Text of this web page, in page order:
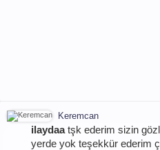
Keremcan
ilaydaatşk ederim sizin
yerde yok teşekkür